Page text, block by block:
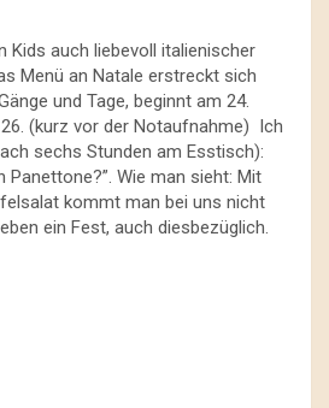
Kids auch liebevoll italienischer
Menü an Natale erstreckt sich
und Tage, beginnt am 24.
(kurz vor der Notaufnahme) Ich
sechs Stunden am Esstisch):
Panettone?”. Wie man sieht: Mit
kommt man bei uns nicht
ein Fest, auch diesbezüglich.